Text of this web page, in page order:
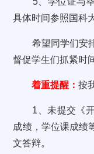
具体时间参照国科
希望同学们安排
督促学生们抓紧时
着重提醒：按
1、未提交《开
成绩，学位课成绩
文答辩。